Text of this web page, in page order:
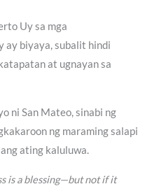
Uy sa mga
ay biyaya, subalit hindi
at ugnayan sa
ni San Mateo, sinabi ng
ng maraming salapi
ating kaluluwa.
is a blessing—but not if it